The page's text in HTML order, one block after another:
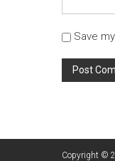
Save
Copyright ©